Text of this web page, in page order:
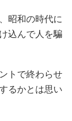
昭和の時代に
込んで人を騙
トで終わらせ
るかとは思い